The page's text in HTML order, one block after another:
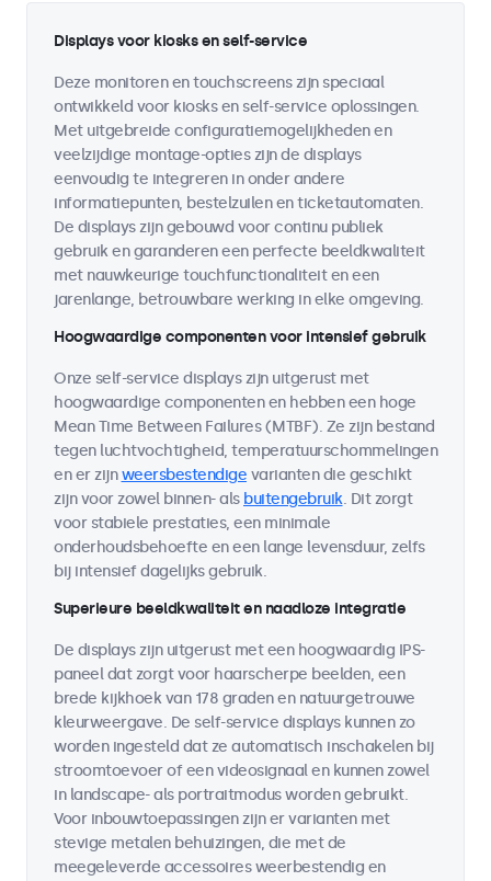
Displays voor kiosks en self-service
Deze monitoren en touchscreens zijn speciaal
ontwikkeld voor kiosks en self-service oplossingen.
Met uitgebreide configuratiemogelijkheden en
veelzijdige montage-opties zijn de displays
eenvoudig te integreren in onder andere
informatiepunten, bestelzuilen en ticketautomaten.
De displays zijn gebouwd voor continu publiek
gebruik en garanderen een perfecte beeldkwaliteit
met nauwkeurige touchfunctionaliteit en een
jarenlange, betrouwbare werking in elke omgeving.
Hoogwaardige componenten voor intensief gebruik
Onze self-service displays zijn uitgerust met
hoogwaardige componenten en hebben een hoge
Mean Time Between Failures (MTBF). Ze zijn bestand
tegen luchtvochtigheid, temperatuurschommelingen
en er zijnweersbestendige varianten die geschikt
zijn voor zowel binnen- als buitengebruik. Dit zorgt
voor stabiele prestaties, een minimale
onderhoudsbehoefte en een lange levensduur, zelfs
bij intensief dagelijks gebruik.
Superieure beeldkwaliteit en naadloze integratie
De displays zijn uitgerust met een hoogwaardig IPS-
paneel dat zorgt voor haarscherpe beelden, een
brede kijkhoek van 178 graden en natuurgetrouwe
kleurweergave. De self-service displays kunnen zo
worden ingesteld dat ze automatisch inschakelen bij
stroomtoevoer of een videosignaal en kunnen zowel
in landscape- als portraitmodus worden gebruikt.
Voor inbouwtoepassingen zijn er varianten met
stevige metalen behuizingen, die met de
meegeleverde accessoires weerbestendig en